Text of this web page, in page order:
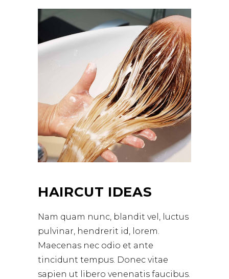
HAIRCUT IDEAS
Nam quam nunc, blandit vel, luctus
pulvinar, hendrerit id, lorem.
Maecenas nec odio et ante
tincidunt tempus. Donec vitae
sapien ut libero venenatis faucibus.